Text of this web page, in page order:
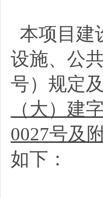
本项目建
设施、公
号）规定
（大）建
0027号及
如下：